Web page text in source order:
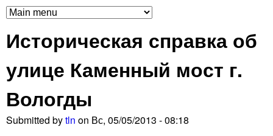
Историческая справка об
улице Каменный мост г.
Вологды
Submitted bytln on Вс, 05/05/2013 - 08:18